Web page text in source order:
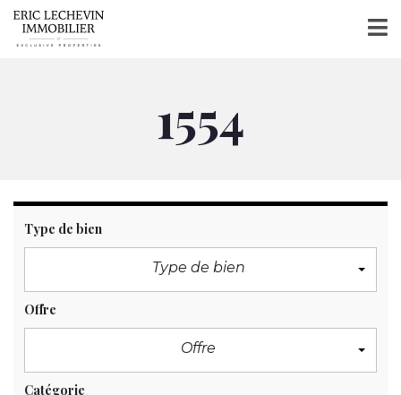
1554
Type de bien
Type de bien
Offre
Offre
Catégorie